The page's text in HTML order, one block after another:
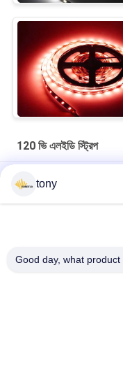
120 ভি এলইডি স্ট্রিপ
এসএমডি 2835 ফ্ল্যাট নমনীয়
খাঁটি হোয়াইট 6000 কে
tony
Good day, what